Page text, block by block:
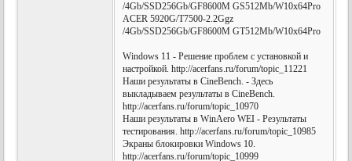
/4Gb/SSD256Gb/GF8600M GS512Mb/W10x64Pro
ACER 5920G/T7500-2.2Ggz
/4Gb/SSD256Gb/GF8600M GT512Mb/W10x64Pro
Windows 11 - Решение проблем с установкой и
настройкой. http://acerfans.ru/forum/topic_11221
Наши результаты в CineBench. - Здесь
выкладываем результаты в CineBench.
http://acerfans.ru/forum/topic_10970
Наши результаты в WinAero WEI - Результаты
тестирования. http://acerfans.ru/forum/topic_10985
Экраны блокировки Windows 10.
http://acerfans.ru/forum/topic_10999